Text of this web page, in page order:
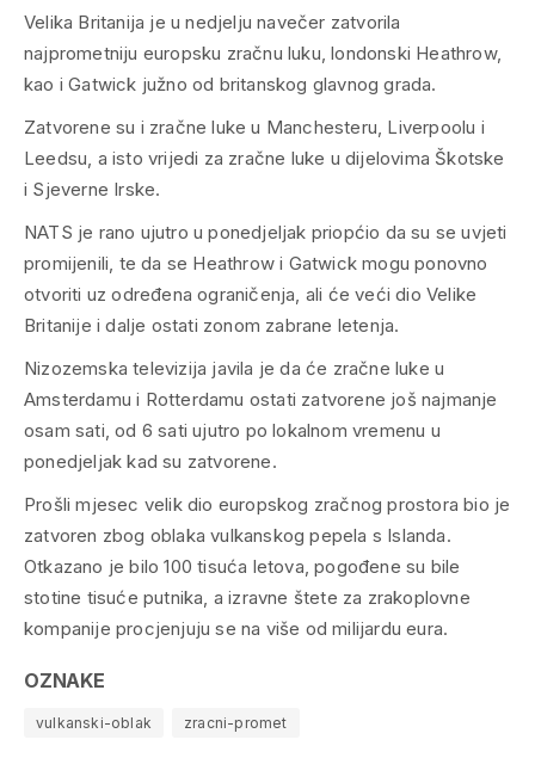
Velika Britanija je u nedjelju navečer zatvorila
najprometniju europsku zračnu luku, londonski Heathrow,
kao i Gatwick južno od britanskog glavnog grada.
Zatvorene su i zračne luke u Manchesteru, Liverpoolu i
Leedsu, a isto vrijedi za zračne luke u dijelovima Škotske
i Sjeverne Irske.
NATS je rano ujutro u ponedjeljak priopćio da su se uvjeti
promijenili, te da se Heathrow i Gatwick mogu ponovno
otvoriti uz određena ograničenja, ali će veći dio Velike
Britanije i dalje ostati zonom zabrane letenja.
Nizozemska televizija javila je da će zračne luke u
Amsterdamu i Rotterdamu ostati zatvorene još najmanje
osam sati, od 6 sati ujutro po lokalnom vremenu u
ponedjeljak kad su zatvorene.
Prošli mjesec velik dio europskog zračnog prostora bio je
zatvoren zbog oblaka vulkanskog pepela s Islanda.
Otkazano je bilo 100 tisuća letova, pogođene su bile
stotine tisuće putnika, a izravne štete za zrakoplovne
kompanije procjenjuju se na više od milijardu eura.
OZNAKE
vulkanski-oblak zracni-promet